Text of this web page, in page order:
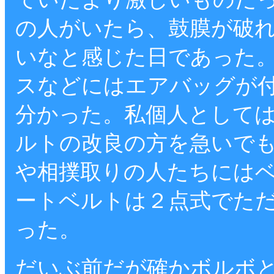
の人がいたら、鼓膜が破
いなと感じた日であった
スなどにはエアバッグが
分かった。私個人として
ルトの改良の方を急いで
や相撲取りの人たちには
ートベルトは２点式でた
った。
だいぶ前だが確かボルボ